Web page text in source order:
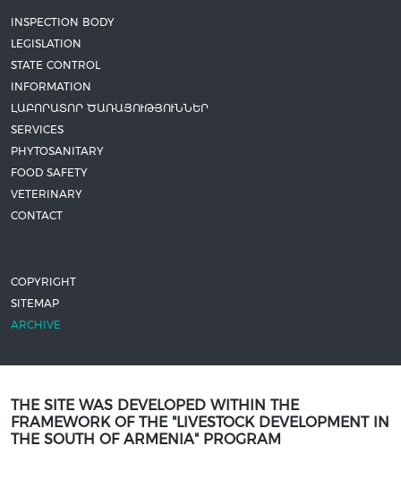
INSPECTION BODY
LEGISLATION
STATE CONTROL
INFORMATION
ԼԱԲՈՐԱՏՈՐ ԾԱՌԱՅՈՒԹՅՈՒՆՆԵՐ
SERVICES
PHYTOSANITARY
FOOD SAFETY
VETERINARY
CONTACT
COPYRIGHT
SITEMAP
ARCHIVE
THE SITE WAS DEVELOPED WITHIN THE
FRAMEWORK OF THE "LIVESTOCK DEVELOPMENT IN
THE SOUTH OF ARMENIA" PROGRAM